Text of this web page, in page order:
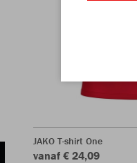
JAKO T-shirt One
vanaf € 24,09